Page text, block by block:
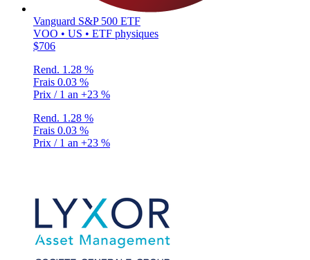
Vanguard S&P 500 ETF
VOO • US • ETF physiques
$706
Rend. 1.28 %
Frais 0.03 %
Prix / 1 an +23 %
Rend. 1.28 %
Frais 0.03 %
Prix / 1 an +23 %